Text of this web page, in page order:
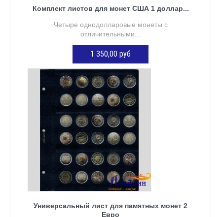
Комплект листов для монет США 1 доллар...
Четыре однодолларовые монеты с
отличительными...
1 350,00 руб
ДОБАВИТЬ В КОРЗИНУ
Универсальный лист для памятных монет 2
Евро